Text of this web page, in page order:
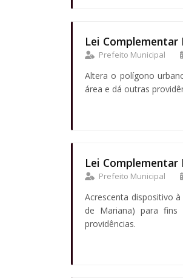
Lei Complementar
Prefeito Municipal
Altera o polígono
área e dá outras
Lei Complementar
Prefeito Municipal
Acrescenta dispositivo
de Mariana) para fins
providências.